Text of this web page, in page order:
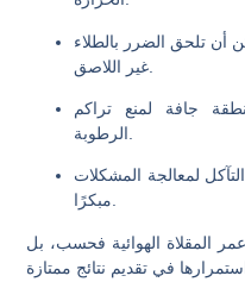
أن تلحق الضرر بالطلاء
جافة لمنع تراكم
لمعالجة المشكلات
مبكرًا.
المقلاة الهوائية فحسب، بل